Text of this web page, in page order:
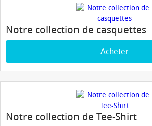
Notre collection de casquettes
Acheter
Notre collection de Tee-Shirt